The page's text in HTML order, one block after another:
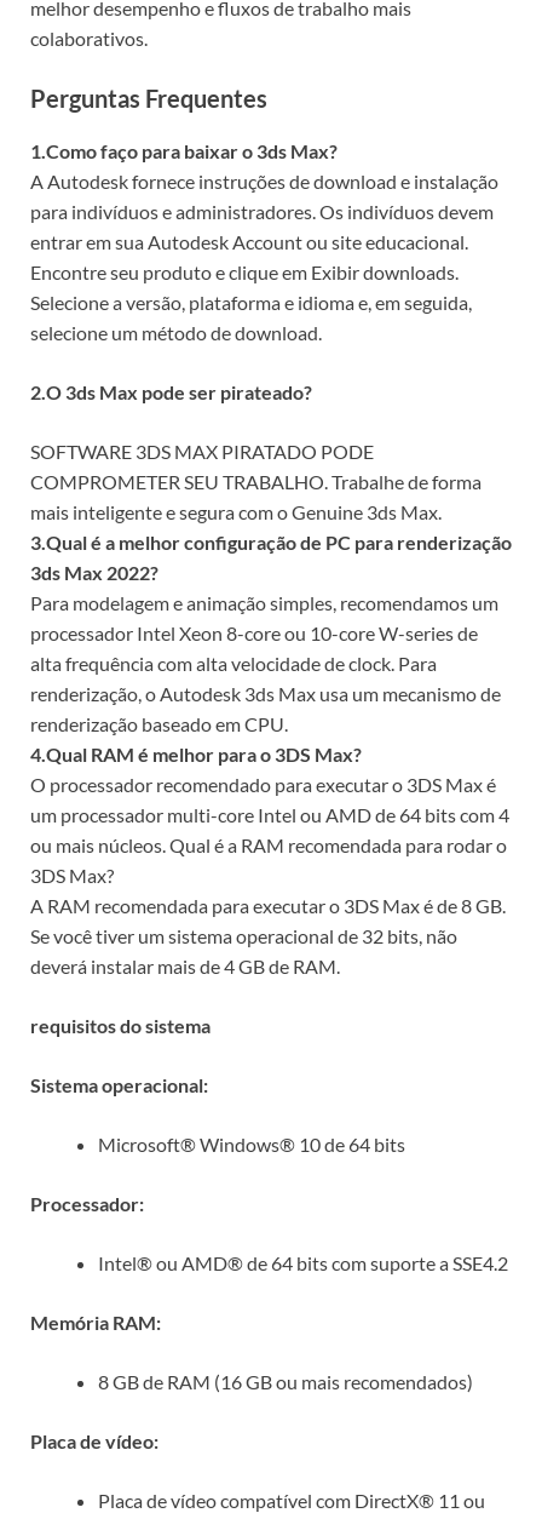
melhor desempenho e fluxos de trabalho mais
colaborativos.
Perguntas Frequentes
1.Como faço para baixar o 3ds Max?
A Autodesk fornece instruções de download e instalação
para indivíduos e administradores. Os indivíduos devem
entrar em sua Autodesk Account ou site educacional.
Encontre seu produto e clique em Exibir downloads.
Selecione a versão, plataforma e idioma e, em seguida,
selecione um método de download.
2.O 3ds Max pode ser pirateado?
SOFTWARE 3DS MAX PIRATADO PODE
COMPROMETER SEU TRABALHO. Trabalhe de forma
mais inteligente e segura com o Genuine 3ds Max.
3.Qual é a melhor configuração de PC para renderização
3ds Max 2022?
Para modelagem e animação simples, recomendamos um
processador Intel Xeon 8-core ou 10-core W-series de
alta frequência com alta velocidade de clock. Para
renderização, o Autodesk 3ds Max usa um mecanismo de
renderização baseado em CPU.
4.Qual RAM é melhor para o 3DS Max?
O processador recomendado para executar o 3DS Max é
um processador multi-core Intel ou AMD de 64 bits com 4
ou mais núcleos. Qual é a RAM recomendada para rodar o
3DS Max?
A RAM recomendada para executar o 3DS Max é de 8 GB.
Se você tiver um sistema operacional de 32 bits, não
deverá instalar mais de 4 GB de RAM.
requisitos do sistema
Sistema operacional:
Microsoft® Windows® 10 de 64 bits
Processador:
Intel® ou AMD® de 64 bits com suporte a SSE4.2
Memória RAM:
8 GB de RAM (16 GB ou mais recomendados)
Placa de vídeo:
Placa de vídeo compatível com DirectX® 11 ou